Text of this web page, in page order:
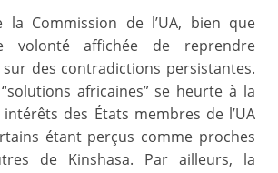
la Commission de l’UA, bien que
volonté affichée de reprendre
sur des contradictions persistantes.
africaines” se heurte à la
des États membres de l’UA
étant perçus comme proches
de Kinshasa. Par ailleurs, la